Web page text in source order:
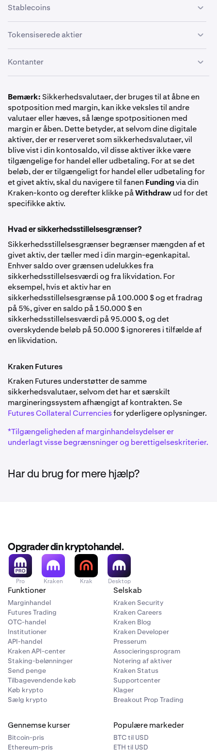
Bitcoin
BTC
Ethereum
ETH
1%
Solana
Cardano
ADA
7,50%
Dogecoin
DOGE
Litecoin
7,50%
Algorand
10%
Arbitrum
10%
Avalanche
AVAX
10%
TIA
10%
Stablecoins
Aktiv
EURC
Global Dollar USDG 1%
Tether Gold XAUT 40%
USDC USDC 0.50%
USD Tether USDT 0.50%
Tokensiserede aktier
1.000.000 $
Invesco QQQ Trust
QQQx
10,00%
1.000.000 $
AAPLx
20,00%
250.000 $
Alphabet Inc. Class A
GOOGLx
250.000 $
Tesla, Inc.
20,00%
Robinhood Markets, Inc.
HOODx
30,00%
250.000 $
Strategy Incorporated
MSTRx
30,00%
SPDR Gold Shares
Kontanter
Amerikansk dollar
USD
0%
Canadisk dollar
CAD
0%
Euro
EUR
0%
Britiske pund
GBP
0%
AUD
0%
Schweiziske franc
CHF
Bemærk:Sikkerhedsvalutaer, der bruges til at åbne en
spotposition med margin, kan ikke veksles til andre
valutaer eller hæves, så længe spotpositionen med
margin er åben. Dette betyder, at selvom dine digitale
aktiver, der er reserveret som sikkerhedsvalutaer, vil
blive vist i din kontosaldo, vil disse aktiver ikke være
tilgængelige for handel eller udbetaling. For at se det
beløb, der er tilgængeligt for handel eller udbetaling for
et givet aktiv, skal du navigere til fanen Fundingvia din
Kraken-konto og derefter klikke påWithdrawud for det
specifikke aktiv.
Hvad er sikkerhedsstillelsesgrænser?
Sikkerhedsstillelsesgrænser begrænser mængden af et
givet aktiv, der tæller med i din margin-egenkapital.
Enhver saldo over grænsen udelukkes fra
sikkerhedsstillelsesværdi og fra likvidation. For
eksempel, hvis et aktiv har en
sikkerhedsstillelsesgrænse på 100.000 $ og et fradrag
på 5%, giver en saldo på 150.000 $ en
sikkerhedsstillelsesværdi på 95.000 $, og det
overskydende beløb på 50.000 $ ignoreres i tilfælde af
en likvidation.
Kraken Futures
Kraken Futures understøtter de samme
sikkerhedsvalutaer, selvom det har et særskilt
margineringssystem afhængigt af kontrakten. Se
Futures Collateral Currenciesfor yderligere oplysninger.
*Tilgængeligheden af marginhandelsydelser er
underlagt visse begrænsninger og berettigelseskriterier.
Har du brug for mere hjælp?
Opgrader din kryptohandel.
Pro Kraken Krak Desktop
Funktioner
Marginhandel
Futures Trading
OTC-handel
Institutioner
API-handel
Kraken API-center
Staking-belønninger
Send penge
Tilbagevendende køb
Køb krypto
Sælg krypto
Selskab
Kraken Security
Kraken Careers
Kraken Blog
Kraken Developer
Presserum
Associeringsprogram
Notering af aktiver
Kraken Status
Supportcenter
Klager
Breakout Prop Trading
Gennemse kurser
Bitcoin-pris
Ethereum-pris
Populære markeder
BTC til USD
ETH til USD